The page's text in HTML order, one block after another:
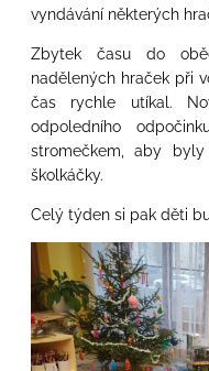
vyndávání některých
Zbytek času do
nadělených hraček při
čas rychle utíkal.
odpoledního
stromečkem, aby
školkáčky.
Celý týden si pak děti